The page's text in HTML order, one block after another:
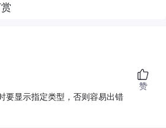
要显示指定类型，否则容易出错
赞